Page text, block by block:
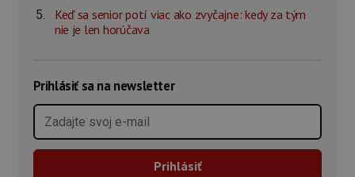
Keď sa senior potí viac ako zvyčajne: kedy za tým
nie je len horúčava
Prihlásiť sa na newsletter